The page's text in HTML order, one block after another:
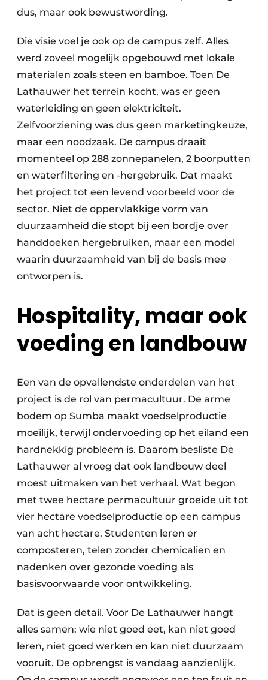
dus, maar ook bewustwording.
Die visie voel je ook op de campus zelf. Alles
werd zoveel mogelijk opgebouwd met lokale
materialen zoals steen en bamboe. Toen De
Lathauwer het terrein kocht, was er geen
waterleiding en geen elektriciteit.
Zelfvoorziening was dus geen marketingkeuze,
maar een noodzaak. De campus draait
momenteel op 288 zonnepanelen, 2 boorputten
en waterfiltering en -hergebruik. Dat maakt
het project tot een levend voorbeeld voor de
sector. Niet de oppervlakkige vorm van
duurzaamheid die stopt bij een bordje over
handdoeken hergebruiken, maar een model
waarin duurzaamheid van bij de basis mee
ontworpen is.
Hospitality, maar ook
voeding en landbouw
Een van de opvallendste onderdelen van het
project is de rol van permacultuur. De arme
bodem op Sumba maakt voedselproductie
moeilijk, terwijl ondervoeding op het eiland een
hardnekkig probleem is. Daarom besliste De
Lathauwer al vroeg dat ook landbouw deel
moest uitmaken van het verhaal. Wat begon
met twee hectare permacultuur groeide uit tot
vier hectare voedselproductie op een campus
van acht hectare. Studenten leren er
composteren, telen zonder chemicaliën en
nadenken over gezonde voeding als
basisvoorwaarde voor ontwikkeling.
Dat is geen detail. Voor De Lathauwer hangt
alles samen: wie niet goed eet, kan niet goed
leren, niet goed werken en kan niet duurzaam
vooruit. De opbrengst is vandaag aanzienlijk.